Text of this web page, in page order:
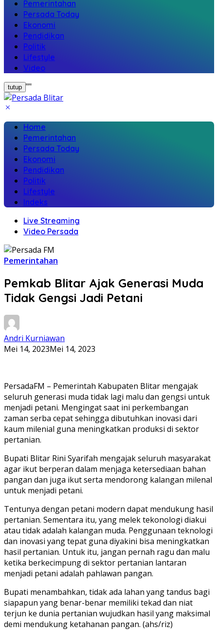
Pemerintahan
Persada Today
Ekonomi
Pendidikan
Politik
Lifestyle
Video
tutup ""
Home
Pemerintahan
Persada Today
Ekonomi
Pendidikan
Politik
Lifestyle
Indeks
Live Streaming
Video Persada
Pemerintahan
Pemkab Blitar Ajak Generasi Muda
Tidak Gengsi Jadi Petani
Andri Kurniawan
Mei 14, 2023Mei 14, 2023
PersadaFM – Pemerintah Kabupaten Blitar mengajak
seluruh generasi muda tidak lagi malu dan gengsi untuk
menjadi petani. Mengingat saat ini perkembangan
zaman serba cepat sehingga dibutuhkan inovasi dari
kaum milenial guna meningkatkan produksi di sektor
pertanian.
Bupati Blitar Rini Syarifah mengajak seluruh masyarakat
agar ikut berperan dalam menjaga ketersediaan bahan
pangan dan juga ikut serta mendorong kalangan milenal
untuk menjadi petani.
Tentunya dengan petani modern dapat mendukung hasil
pertanian. Sementara itu, yang melek tekonologi diakui
atau tidak adalah kalangan muda. Penggunaan teknologi
dan inovasi yang tepat guna diyakini bisa meningkatkan
hasil pertanian. Untuk itu, jangan pernah ragu dan malu
ketika berkecimpung di sektor pertanian lantaran
menjadi petani adalah pahlawan pangan.
Bupati menambahkan, tidak ada lahan yang tandus bagi
siapapun yang benar-benar memiliki tekad dan niat
terjun ke dunia pertanian wujudkan hasil yang maksimal
demi mendukung ketahanan pangan. (ahs/riz)